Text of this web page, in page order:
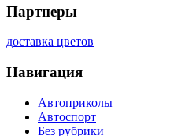
Партнеры
доставка цветов
Навигация
Автоприколы
Автоспорт
Без рубрики